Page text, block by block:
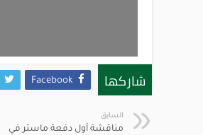
شاركها Facebook
السابق
مناقشة أول دفعة ماستر في